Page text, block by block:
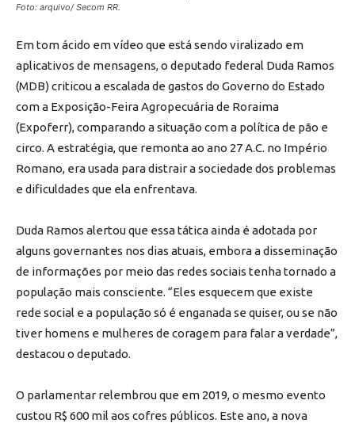
Foto: arquivo/ Secom RR.
Em tom ácido em vídeo que está sendo viralizado em
aplicativos de mensagens, o deputado federal Duda Ramos
(MDB) criticou a escalada de gastos do Governo do Estado
com a Exposição-Feira Agropecuária de Roraima
(Expoferr), comparando a situação com a política de pão e
circo. A estratégia, que remonta ao ano 27 A.C. no Império
Romano, era usada para distrair a sociedade dos problemas
e dificuldades que ela enfrentava.
Duda Ramos alertou que essa tática ainda é adotada por
alguns governantes nos dias atuais, embora a disseminação
de informações por meio das redes sociais tenha tornado a
população mais consciente. “Eles esquecem que existe
rede social e a população só é enganada se quiser, ou se não
tiver homens e mulheres de coragem para falar a verdade”,
destacou o deputado.
O parlamentar relembrou que em 2019, o mesmo evento
custou R$ 600 mil aos cofres públicos. Este ano, a nova